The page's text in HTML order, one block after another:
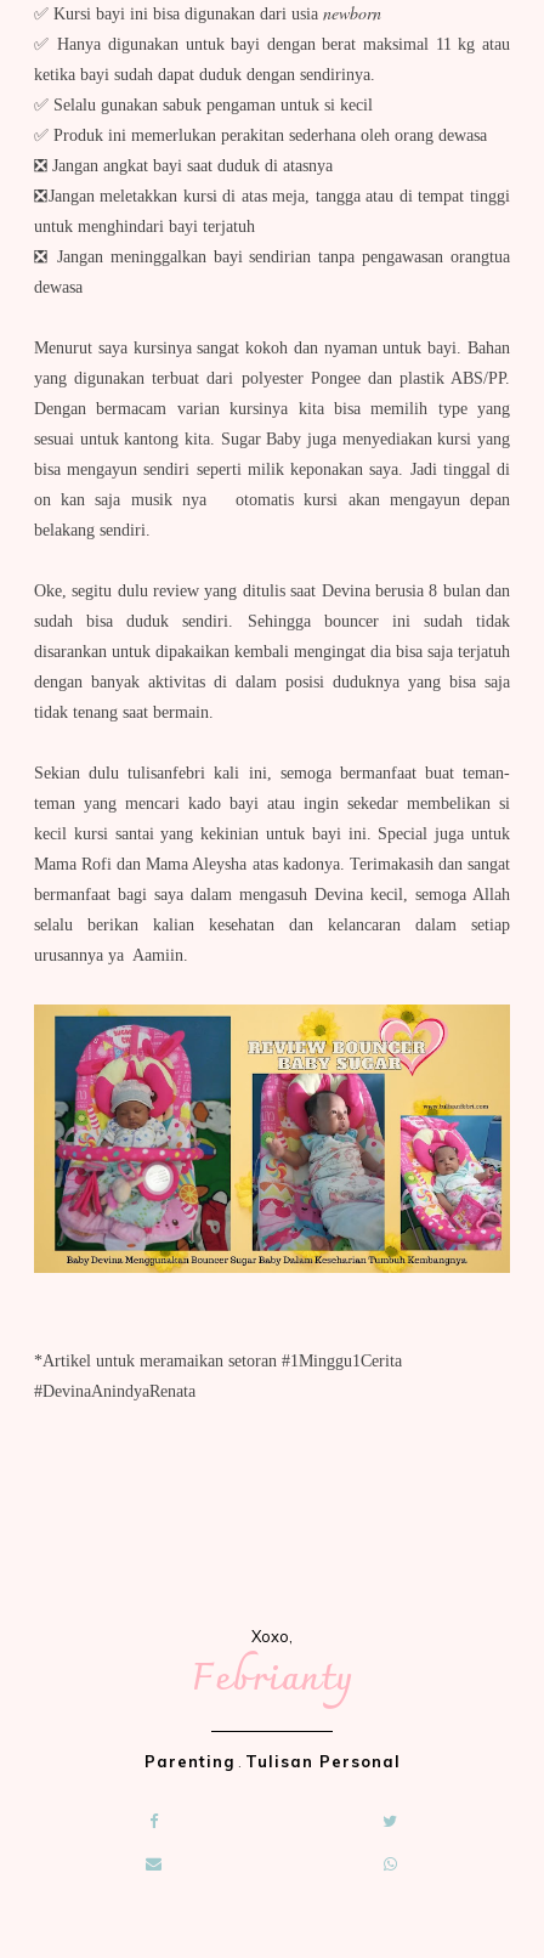
✅ Kursi bayi ini bisa digunakan dari usia newborn
✅ Hanya digunakan untuk bayi dengan berat maksimal 11 kg atau
ketika bayi sudah dapat duduk dengan sendirinya.
✅ Selalu gunakan sabuk pengaman untuk si kecil
✅ Produk ini memerlukan perakitan sederhana oleh orang dewasa
❎ Jangan angkat bayi saat duduk di atasnya
❎Jangan meletakkan kursi di atas meja, tangga atau di tempat tinggi
untuk menghindari bayi terjatuh
❎ Jangan meninggalkan bayi sendirian tanpa pengawasan orangtua
dewasa
Menurut saya kursinya sangat kokoh dan nyaman untuk bayi. Bahan
yang digunakan terbuat dari polyester Pongee dan plastik ABS/PP.
Dengan bermacam varian kursinya kita bisa memilih type yang
sesuai untuk kantong kita. Sugar Baby juga menyediakan kursi yang
bisa mengayun sendiri seperti milik keponakan saya. Jadi tinggal di
on kan saja musik nya otomatis kursi akan mengayun depan
belakang sendiri.
Oke, segitu dulu review yang ditulis saat Devina berusia 8 bulan dan
sudah bisa duduk sendiri. Sehingga bouncer ini sudah tidak
disarankan untuk dipakaikan kembali mengingat dia bisa saja terjatuh
dengan banyak aktivitas di dalam posisi duduknya yang bisa saja
tidak tenang saat bermain.
Sekian dulu tulisanfebri kali ini, semoga bermanfaat buat teman-
teman yang mencari kado bayi atau ingin sekedar membelikan si
kecil kursi santai yang kekinian untuk bayi ini. Special juga untuk
Mama Rofi dan Mama Aleysha atas kadonya. Terimakasih dan sangat
bermanfaat bagi saya dalam mengasuh Devina kecil, semoga Allah
selalu berikan kalian kesehatan dan kelancaran dalam setiap
urusannya ya Aamiin.
*Artikel untuk meramaikan setoran #1Minggu1Cerita
#DevinaAnindyaRenata
Xoxo,
Febrianty
Parenting Tulisan Personal